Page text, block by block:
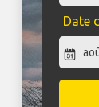
Date